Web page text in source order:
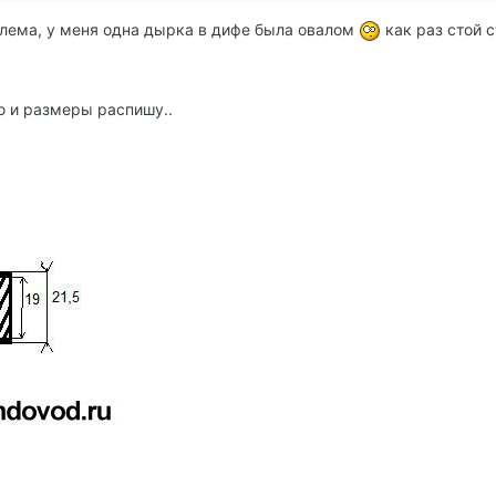
у меня одна дырка в дифе была овалом как раз стой
и размеры распишу..